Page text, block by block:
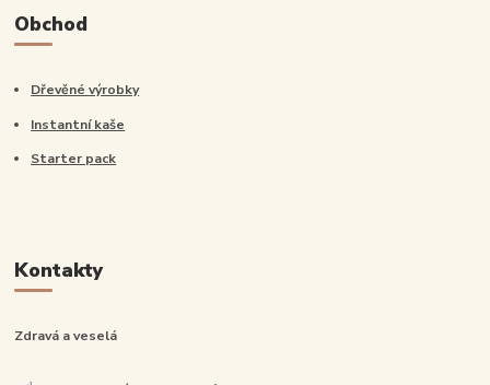
Obchod
Dřevěné výrobky
Instantní kaše
Starter pack
Kontakty
Zdravá a veselá